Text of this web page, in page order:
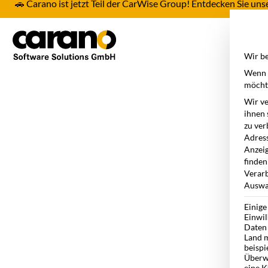
🚗 Carano ist jetzt Teil der CarWise Group! Entdecken Sie
Wir
Wenn
Wir
ihnen
zu
Land